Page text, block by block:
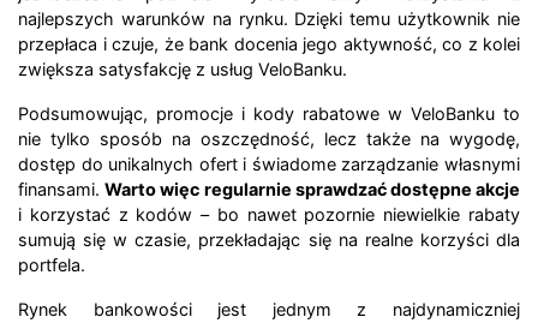
najlepszych warunków na rynku. Dzięki temu użytkownik nie
przepłaca i czuje, że bank docenia jego aktywność, co z kolei
zwiększa satysfakcję z usług VeloBanku.
Podsumowując, promocje i kody rabatowe w VeloBanku to
nie tylko sposób na oszczędność, lecz także na wygodę,
dostęp do unikalnych ofert i świadome zarządzanie własnymi
finansami.Warto więc regularnie sprawdzać dostępne akcje
i korzystać z kodów – bo nawet pozornie niewielkie rabaty
sumują się w czasie, przekładając się na realne korzyści dla
portfela.
Rynek bankowości jest jednym z najdynamiczniej